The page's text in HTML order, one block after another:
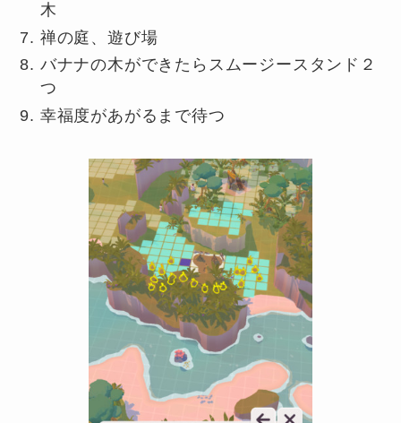
木
禅の庭、遊び場
バナナの木ができたらスムージースタンド２
つ
幸福度があがるまで待つ